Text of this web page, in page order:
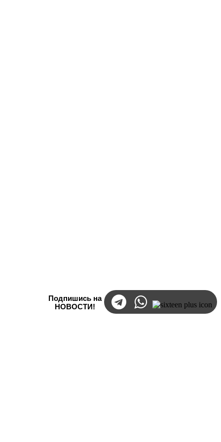
Подпишись на
НОВОСТИ!